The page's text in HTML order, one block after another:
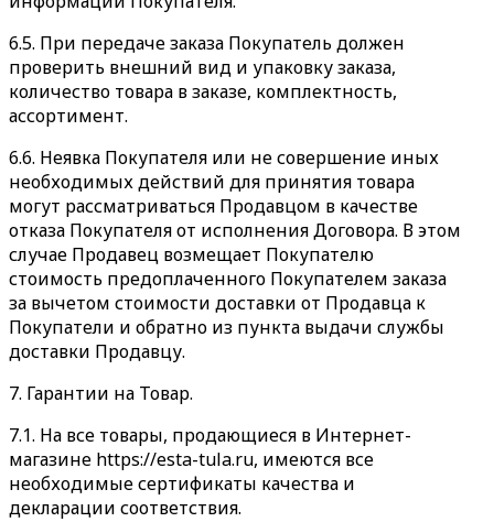
6.5. При передаче заказа Покупатель должен
проверить внешний вид и упаковку заказа,
количество товара в заказе, комплектность,
ассортимент.
6.6. Неявка Покупателя или не совершение иных
необходимых действий для принятия товара
могут рассматриваться Продавцом в качестве
отказа Покупателя от исполнения Договора. В этом
случае Продавец возмещает Покупателю
стоимость предоплаченного Покупателем заказа
за вычетом стоимости доставки от Продавца к
Покупатели и обратно из пункта выдачи службы
доставки Продавцу.
7. Гарантии на Товар.
7.1. На все товары, продающиеся в Интернет-
магазине https://esta-tula.ru, имеются все
необходимые сертификаты качества и
декларации соответствия.